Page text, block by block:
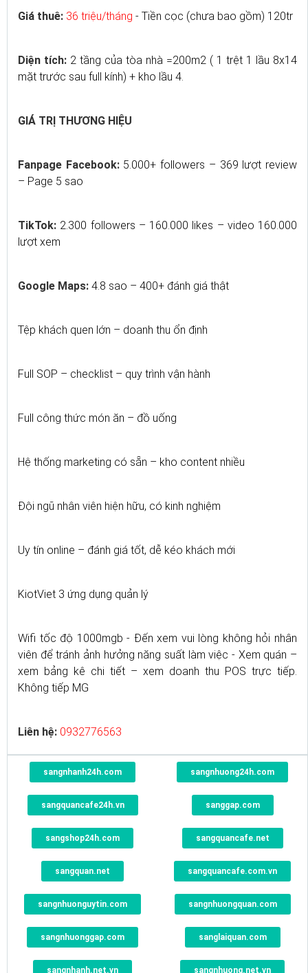
Giá thuê: 36 triệu/tháng - Tiền cọc (chưa bao gồm) 120tr
Diện tích: 2 tầng của tòa nhà =200m2 ( 1 trệt 1 lầu 8x14
mặt trước sau full kính) + kho lầu 4.
GIÁ TRỊ THƯƠNG HIỆU
Fanpage Facebook:5.000+ followers – 369 lượt review
– Page 5 sao
TikTok: 2.300 followers – 160.000 likes – video 160.000
lượt xem
Google Maps: 4.8 sao – 400+ đánh giá thật
Tệp khách quen lớn – doanh thu ổn định
Full SOP – checklist – quy trình vận hành
Full công thức món ăn – đồ uống
Hệ thống marketing có sẵn – kho content nhiều
Đội ngũ nhân viên hiện hữu, có kinh nghiệm
Uy tín online – đánh giá tốt, dễ kéo khách mới
KiotViet 3 ứng dụng quản lý
Wifi tốc độ 1000mgb - Đến xem vui lòng không hỏi nhân
viên để tránh ảnh hưởng năng suất làm việc - Xem quán –
xem bảng kê chi tiết – xem doanh thu POS trực tiếp.
Không tiếp MG
Liên hệ: 0932776563
sangnhanh24h.com sangnhuong24h.com
sangquancafe24h.vn sanggap.com
sangshop24h.com sangquancafe.net
sangquan.net sangquancafe.com.vn
sangnhuonguytin.com sangnhuongquan.com
sangnhuonggap.com sanglaiquan.com
sangnhanh.net.vn sangnhuong.net.vn